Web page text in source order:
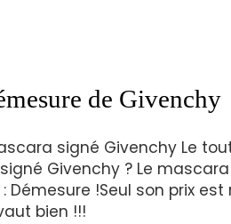
de Givenchy
signé Givenchy Le
Givenchy ? Le
Démesure !Seul son prix est
bien !!!